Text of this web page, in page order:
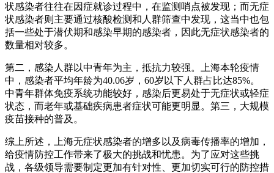
状感染者往往在因症就诊过程中，在监测哨点被发现；而无症
状感染者则主要通过核酸检测和人群筛查中发现，这当中也包
括一些处于潜伏期和感染早期的感染者，因此无症状感染者的
数量相对较多。
第二，感染人群以中青年为主，抵抗力较强。上海本轮疫情
中，感染者平均年龄为40.06岁，60岁以下人群占比达85%。
中青年群体免疫系统功能较好，感染后更易处于无症状或轻症
状态，而老年或基础疾病患者症状可能更明显。第三，大规模
疫苗接种的普及。
综上所述，上海无症状感染者的增多以及病毒传播率的增加，
给疫情防控工作带来了极大的挑战和忧患。为了应对这些挑
战，各级领导需要制定更加有针对性、更加切实可行的防控措